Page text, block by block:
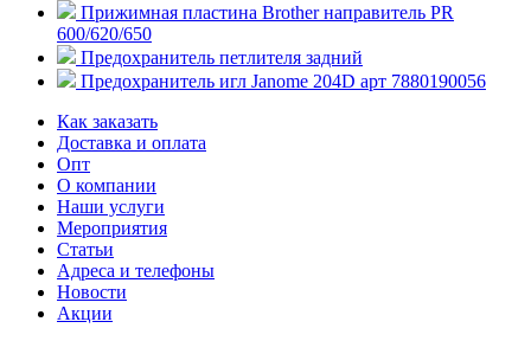
Прижимная пластина Brother направитель PR
600/620/650
Предохранитель петлителя задний
Предохранитель игл Janome 204D арт 7880190056
Как заказать
Доставка и оплата
Опт
О компании
Наши услуги
Мероприятия
Статьи
Адреса и телефоны
Новости
Акции